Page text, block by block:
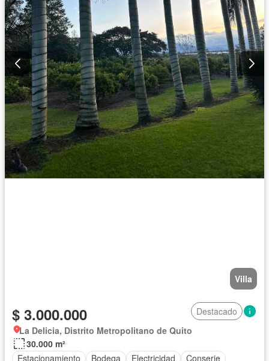
Villa
$ 3.000.000
Destacado
La Delicia, Distrito Metropolitano de Quito
30.000 m²
Estacionamiento
Bodega Electricidad Conserje